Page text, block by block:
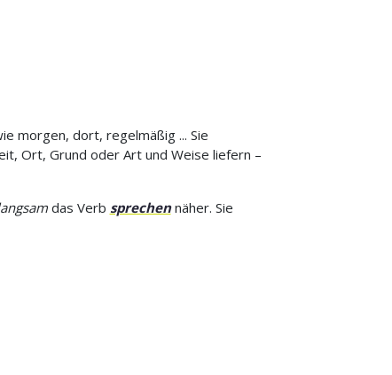
morgen, dort, regelmäßig ... Sie
Ort, Grund oder Art und Weise liefern –
das Verb sprechennäher. Sie